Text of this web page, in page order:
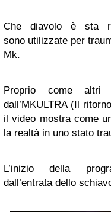
Che diavolo è sta
sono utilizzate per
Mk.
Proprio come
dall’MKULTRA (Il
il video mostra come
la realtà in uno stato
L’inizio della
dall’entrata dello